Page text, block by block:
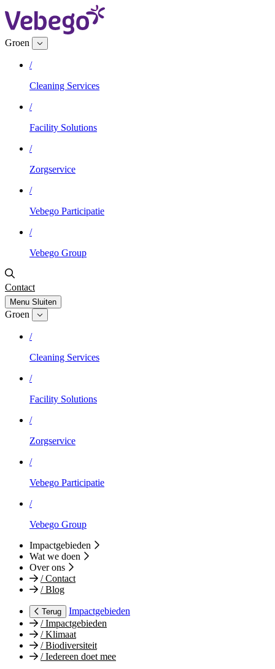
Groen
/
Cleaning Services
/
Facility Solutions
/
Zorgservice
/
Vebego Participatie
/
Vebego Group
Contact
Menu Sluiten
Groen
/
Cleaning Services
/
Facility Solutions
/
Zorgservice
/
Vebego Participatie
/
Vebego Group
Impactgebieden
Wat we doen
Over ons
/Contact
/Blog
Terug
Impactgebieden
/Impactgebieden
/Klimaat
/Biodiversiteit
/Iedereen doet mee